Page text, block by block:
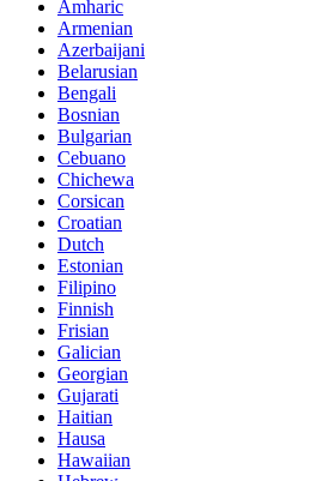
Amharic
Armenian
Azerbaijani
Belarusian
Bengali
Bosnian
Bulgarian
Cebuano
Chichewa
Corsican
Croatian
Dutch
Estonian
Filipino
Finnish
Frisian
Galician
Georgian
Gujarati
Haitian
Hausa
Hawaiian